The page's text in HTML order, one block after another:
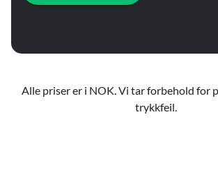
Alle priser er i NOK. Vi tar forbehold for
trykkfeil.